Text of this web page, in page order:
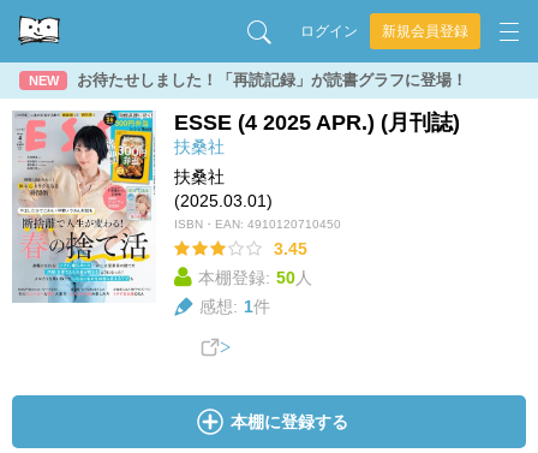
ログイン 新規会員登録
NEW お待たせしました！「再読記録」が読書グラフに登場！
ESSE (4 2025 APR.) (月刊誌)
扶桑社
扶桑社
(2025.03.01)
ISBN・EAN: 4910120710450
3.45
本棚登録: 50人
感想: 1件
本棚に登録する